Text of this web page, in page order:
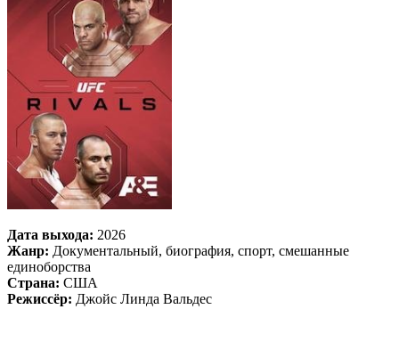
Дата выхода: 2026
Жанр: Документальный, биография, спорт, смешанные
единоборства
Страна: США
Режиссёр: Джойс Линда Вальдес